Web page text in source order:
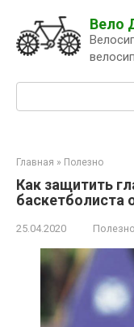
контенту
Вело
Главная » Полезно
Как защитить
баскетболиста
25.04.2020 Полезно